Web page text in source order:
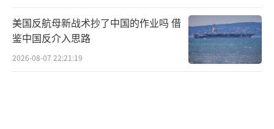
美国反航母新战术抄了中国的作业吗 借
鉴中国反介入思路
2026-08-07 22:21:19